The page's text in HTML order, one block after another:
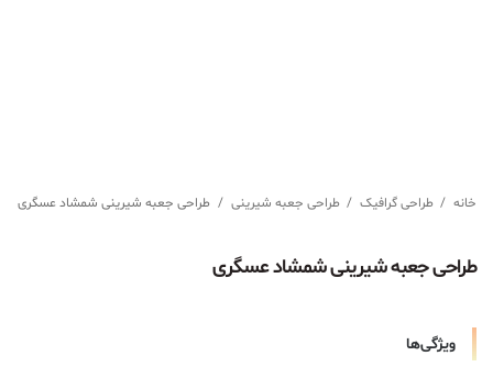
خانه / طراحی گرافیک / طراحی جعبه شیرینی / طراحی جعبه شیرینی شمشاد عسگری
طراحی جعبه شیرینی شمشاد عسگری
ویژگی‌ها